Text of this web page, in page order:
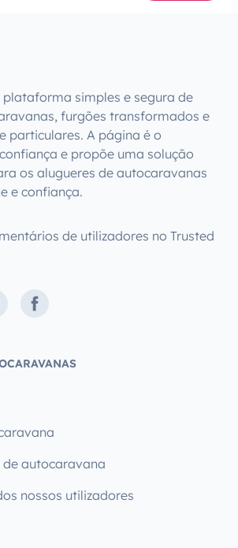
plataforma simples e segura de
furgões transformados e
particulares. A página é o
e propõe uma solução
os alugueres de autocaravanas
e confiança.
de utilizadores no Trusted
Facebook
de autocaravana
nossos utilizadores